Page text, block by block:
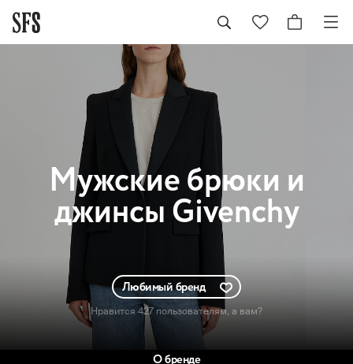
Мужскиебрюки и
джинсы Givenchy
Любимый бренд
Нравится 427 пользователям, а вам?
О бренде